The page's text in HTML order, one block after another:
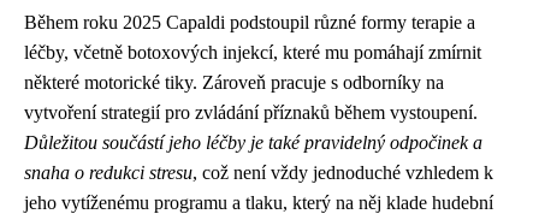
Během roku 2025 Capaldi podstoupil různé formy terapie a
léčby, včetně botoxových injekcí, které mu pomáhají zmírnit
některé motorické tiky. Zároveň pracuje s odborníky na
vytvoření strategií pro zvládání příznaků během vystoupení.
Důležitou součástí jeho léčby je také pravidelný odpočinek a
snaha o redukci stresu, což není vždy jednoduché vzhledem k
jeho vytíženému programu a tlaku, který na něj klade hudební